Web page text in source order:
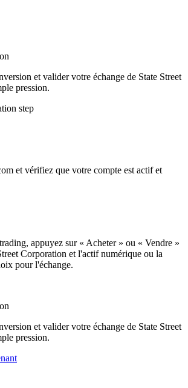
et valider votre échange de State Street
pression.
et vérifiez que votre compte est actif et
appuyez sur « Acheter » ou « Vendre »
Corporation et l'actif numérique ou la
pour l'échange.
et valider votre échange de State Street
pression.